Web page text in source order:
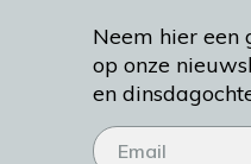
Neem hier een
op onze
en